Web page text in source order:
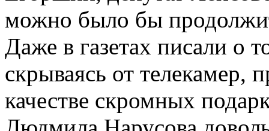
можно было бы
Даже в газетах писали о
скрываясь от телекамер,
качестве скромных